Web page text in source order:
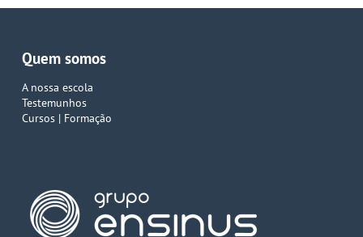
Quem somos
A nossa escola
Testemunhos
Cursos | Formação